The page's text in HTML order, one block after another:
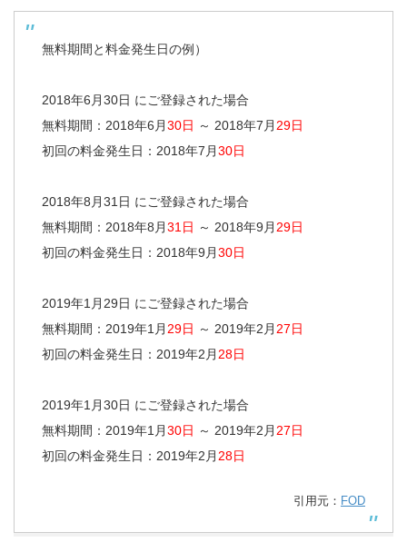
無料期間と料金発生日の例）
2018年6月30日 にご登録された場合
無料期間：2018年6月30日 ～ 2018年7月 29日
初回の料金発生日：2018年7月30日
2018年8月31日 にご登録された場合
無料期間：2018年8月31日 ～ 2018年9月 29日
初回の料金発生日：2018年9月30日
2019年1月29日 にご登録された場合
無料期間：2019年1月 29日 ～ 2019年2月 27日
初回の料金発生日：2019年2月 28日
2019年1月30日 にご登録された場合
無料期間：2019年1月30日 ～ 2019年2月 27日
初回の料金発生日：2019年2月 28日
引用元： FOD